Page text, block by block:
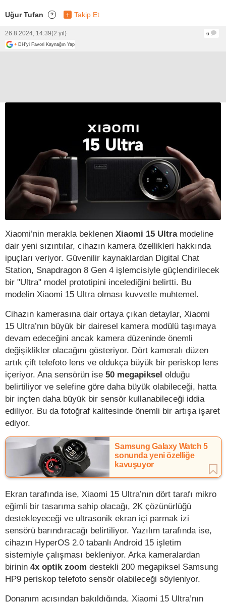
Uğur Tufan ? + Takip Et
26.8.2024, 14:39(2 yıl)
6
+ DH'yi Favori Kaynağın Yap
Xiaomi’nin merakla beklenen Xiaomi 15 Ultra modeline
dair yeni sızıntılar, cihazın kamera özellikleri hakkında
ipuçları veriyor. Güvenilir kaynaklardan Digital Chat
Station, Snapdragon 8 Gen 4 işlemcisiyle güçlendirilecek
bir "Ultra" model prototipini incelediğini belirtti. Bu
modelin Xiaomi 15 Ultra olması kuvvetle muhtemel.
Cihazın kamerasına dair ortaya çıkan detaylar, Xiaomi
15 Ultra’nın büyük bir dairesel kamera modülü taşımaya
devam edeceğini ancak kamera düzeninde önemli
değişiklikler olacağını gösteriyor. Dört kameralı düzen
artık çift telefoto lens ve oldukça büyük bir periskop lens
içeriyor. Ana sensörün ise 50 megapiksel olduğu
belirtiliyor ve selefine göre daha büyük olabileceği, hatta
bir inçten daha büyük bir sensör kullanabileceği iddia
ediliyor. Bu da fotoğraf kalitesinde önemli bir artışa işaret
ediyor.
Samsung Galaxy Watch 5
sonunda yeni özelliğe
kavuşuyor
Ekran tarafında ise, Xiaomi 15 Ultra’nın dört tarafı mikro
eğimli bir tasarıma sahip olacağı, 2K çözünürlüğü
destekleyeceği ve ultrasonik ekran içi parmak izi
sensörü barındıracağı belirtiliyor. Yazılım tarafında ise,
cihazın HyperOS 2.0 tabanlı Android 15 işletim
sistemiyle çalışması bekleniyor. Arka kameralardan
birinin 4x optik zoom destekli 200 megapiksel Samsung
HP9 periskop telefoto sensör olabileceği söyleniyor.
Donanım açısından bakıldığında, Xiaomi 15 Ultra’nın